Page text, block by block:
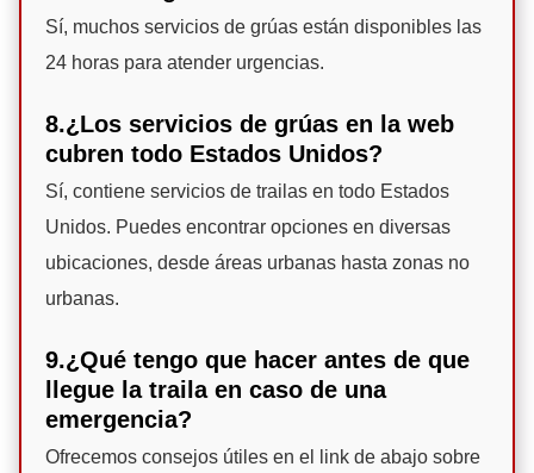
Sí, muchos servicios de grúas están disponibles las
24 horas para atender urgencias.
8.¿Los servicios de grúas en la web
cubren todo Estados Unidos?
Sí, contiene servicios de trailas en todo Estados
Unidos. Puedes encontrar opciones en diversas
ubicaciones, desde áreas urbanas hasta zonas no
urbanas.
9.¿Qué tengo que hacer antes de que
llegue la traila en caso de una
emergencia?
Ofrecemos consejos útiles en el link de abajo sobre